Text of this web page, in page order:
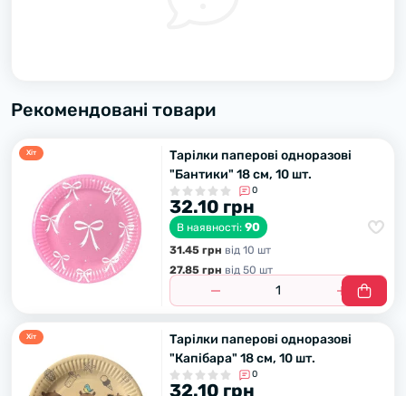
Рекомендовані товари
Хiт
Тарілки паперові одноразові
"Бантики" 18 см, 10 шт.
0
32.10 грн
В наявності: 90
31.45 грн вiд 10 шт
27.85 грн вiд 50 шт
Хiт
Тарілки паперові одноразові
"Капібара" 18 см, 10 шт.
0
32.10 грн